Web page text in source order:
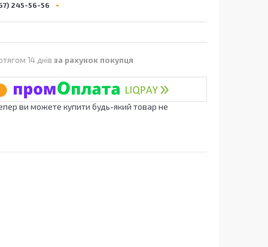
245-56-56
14 днів за рахунок покупця
ви можете купити будь-який товар не